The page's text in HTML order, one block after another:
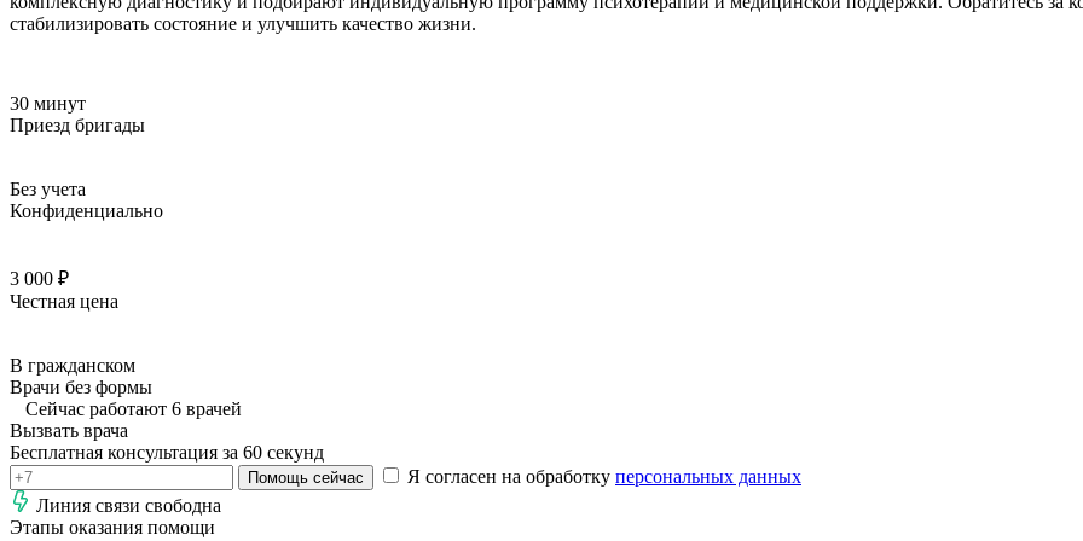
стабилизировать состояние и улучшить качество жизни.
30 минут
Приезд бригады
Без учета
Конфиденциально
3 000 ₽
Честная цена
В гражданском
Врачи без формы
Сейчас работают 6 врачей
Вызвать врача
Бесплатная консультация за 60 секунд
Помощь сейчас Я согласен на обработку персональных данных
Линия связи свободна
Этапы оказания помощи